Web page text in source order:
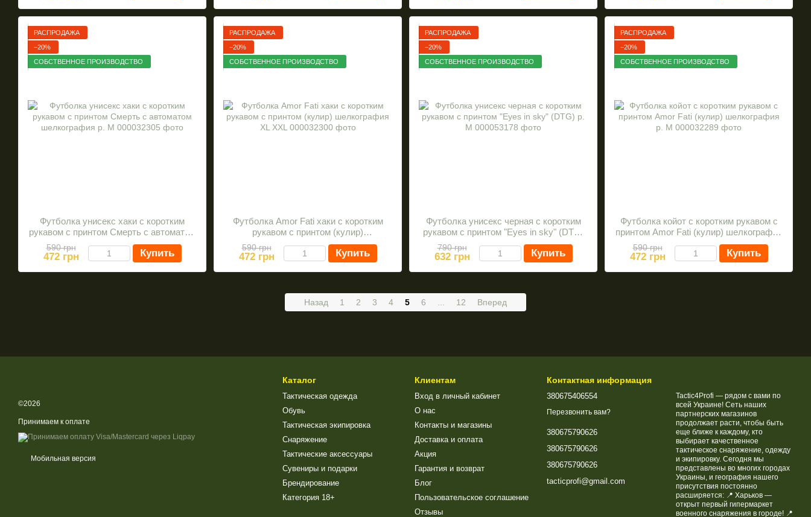
РАСПРОДАЖА
−20%
СОБСТВЕННОЕ ПРОИЗВОДСТВО
Футболка унисекс хаки с коротким
рукавом с принтом Смерть с автоматом
шелкография р. M
590 грн
472 грн Купить
РАСПРОДАЖА
−20%
СОБСТВЕННОЕ ПРОИЗВОДСТВО
Футболка Amor Fati хаки с коротким
рукавом с принтом (кулир)
шелкография XL XXL
590 грн
472 грн Купить
РАСПРОДАЖА
−20%
СОБСТВЕННОЕ ПРОИЗВОДСТВО
Футболка унисекс черная с коротким
рукавом с принтом "Eyes in sky" (DTG)
790 грн
632 грн Купить
РАСПРОДАЖА
−20%
СОБСТВЕННОЕ ПРОИЗВОДСТВО
Футболка койот с коротким рукавом с
принтом Amor Fati (кулир) шелкография
590 грн
472 грн Купить
Назад 1 2 3 4 5 6 12 Вперед
©2026
Принимаем к оплате
Мобильная версия
Каталог
Тактическая одежда
Обувь
Тактическая экипировка
Снаряжение
Тактические аксессуары
Сувениры и подарки
Брендирование
Категория 18+
Клиентам
Вход в личный кабинет
О нас
Контакты и магазины
Доставка и оплата
Акция
Гарантия и возврат
Блог
Пользовательское соглашение
Отзывы
Контактная информация
380675406554
Перезвонить вам?
380675790626
380675790626
380675790626
tacticprofi@gmail.com
Tactic4Profi — рядом с вами по
всей Украине! Сеть наших
партнерских магазинов
продолжает расти, чтобы быть
еще ближе к каждому, кто
выбирает качественное
тактическое снаряжение, одежду
и экипировку. Сегодня мы
представлены во многих городах
Украины, и география нашего
присутствия постоянно
расширяется: 📍 Харьков —
открыт первый гипермаркет
военного снаряжения в городе! 📍